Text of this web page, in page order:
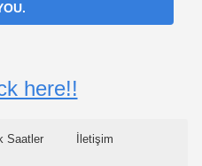
here!!
Saatler İletişim